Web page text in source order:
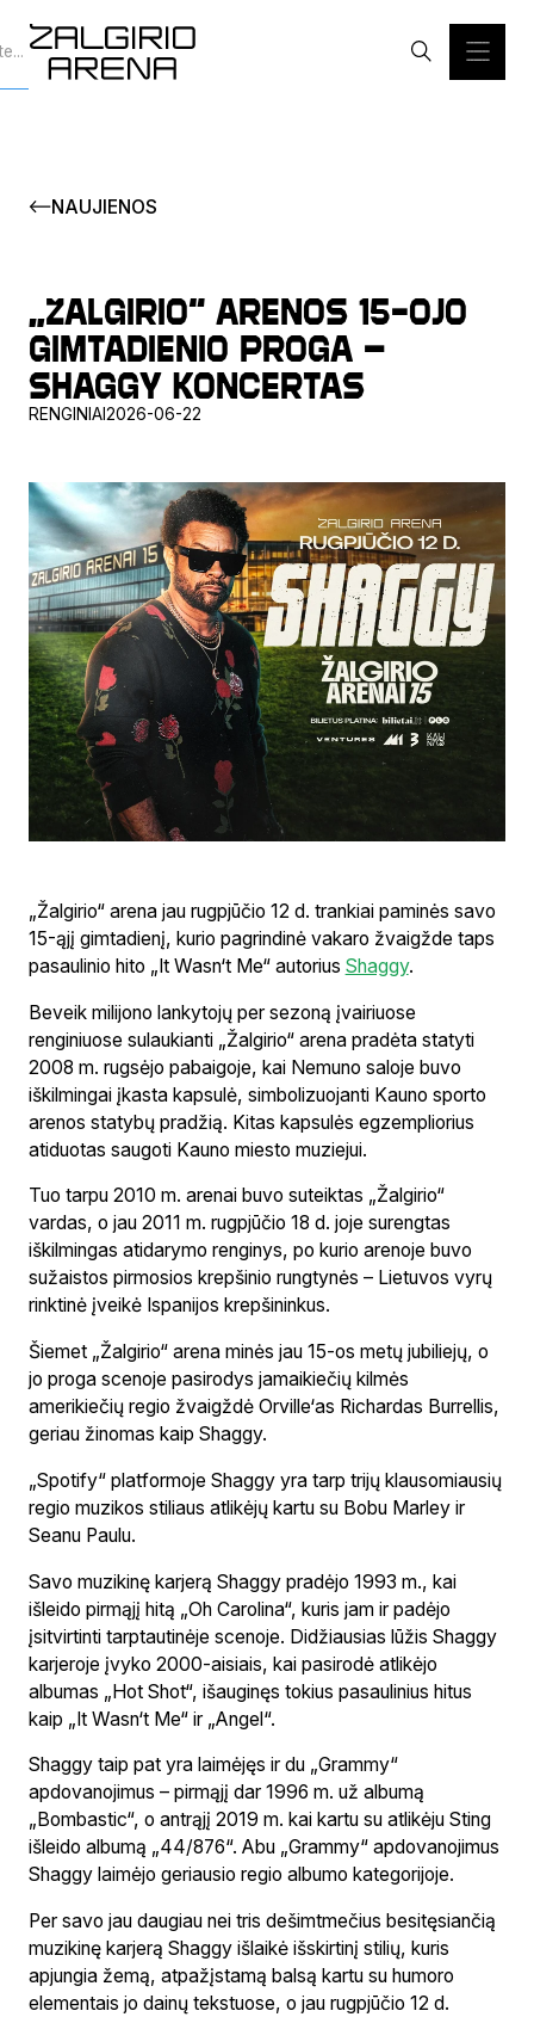
NAUJIENOS
„Žalgirio“ arenos 15-ojo
gimtadienio proga –
Shaggy koncertas
RENGINIAI2026-06-22
„Žalgirio“ arena jau rugpjūčio 12 d. trankiai paminės savo
15-ąjį gimtadienį, kurio pagrindinė vakaro žvaigžde taps
pasaulinio hito „It Wasn‘t Me“ autorius Shaggy.
Beveik milijono lankytojų per sezoną įvairiuose
renginiuose sulaukianti „Žalgirio“ arena pradėta statyti
2008 m. rugsėjo pabaigoje, kai Nemuno saloje buvo
iškilmingai įkasta kapsulė, simbolizuojanti Kauno sporto
arenos statybų pradžią. Kitas kapsulės egzempliorius
atiduotas saugoti Kauno miesto muziejui.
Tuo tarpu 2010 m. arenai buvo suteiktas „Žalgirio“
vardas, o jau 2011 m. rugpjūčio 18 d. joje surengtas
iškilmingas atidarymo renginys, po kurio arenoje buvo
sužaistos pirmosios krepšinio rungtynės – Lietuvos vyrų
rinktinė įveikė Ispanijos krepšininkus.
Šiemet „Žalgirio“ arena minės jau 15-os metų jubiliejų, o
jo proga scenoje pasirodys jamaikiečių kilmės
amerikiečių regio žvaigždė Orville‘as Richardas Burrellis,
geriau žinomas kaip Shaggy.
„Spotify“ platformoje Shaggy yra tarp trijų klausomiausių
regio muzikos stiliaus atlikėjų kartu su Bobu Marley ir
Seanu Paulu.
Savo muzikinę karjerą Shaggy pradėjo 1993 m., kai
išleido pirmąjį hitą „Oh Carolina“, kuris jam ir padėjo
įsitvirtinti tarptautinėje scenoje. Didžiausias lūžis Shaggy
karjeroje įvyko 2000-aisiais, kai pasirodė atlikėjo
albumas „Hot Shot“, išauginęs tokius pasaulinius hitus
kaip „It Wasn‘t Me“ ir „Angel“.
Shaggy taip pat yra laimėjęs ir du „Grammy“
apdovanojimus – pirmąjį dar 1996 m. už albumą
„Bombastic“, o antrąjį 2019 m. kai kartu su atlikėju Sting
išleido albumą „44/876“. Abu „Grammy“ apdovanojimus
Shaggy laimėjo geriausio regio albumo kategorijoje.
Per savo jau daugiau nei tris dešimtmečius besitęsiančią
muzikinę karjerą Shaggy išlaikė išskirtinį stilių, kuris
apjungia žemą, atpažįstamą balsą kartu su humoro
elementais jo dainų tekstuose, o jau rugpjūčio 12 d.